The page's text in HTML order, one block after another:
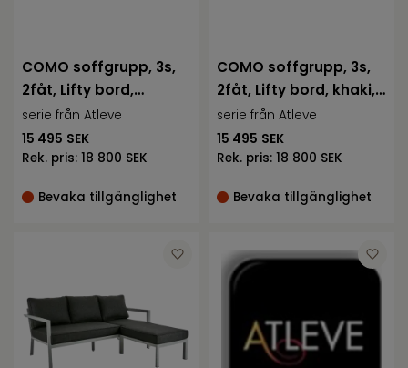
COMO soffgrupp, 3s,
2fåt, Lifty bord,
antracit, in
serie från Atleve
15 495 SEK
Rek. pris: 18 800 SEK
Bevaka tillgänglighet
COMO soffgrupp, 3s,
2fåt, Lifty bord, khaki,
inkl
serie från Atleve
15 495 SEK
Rek. pris: 18 800 SEK
Bevaka tillgänglighet